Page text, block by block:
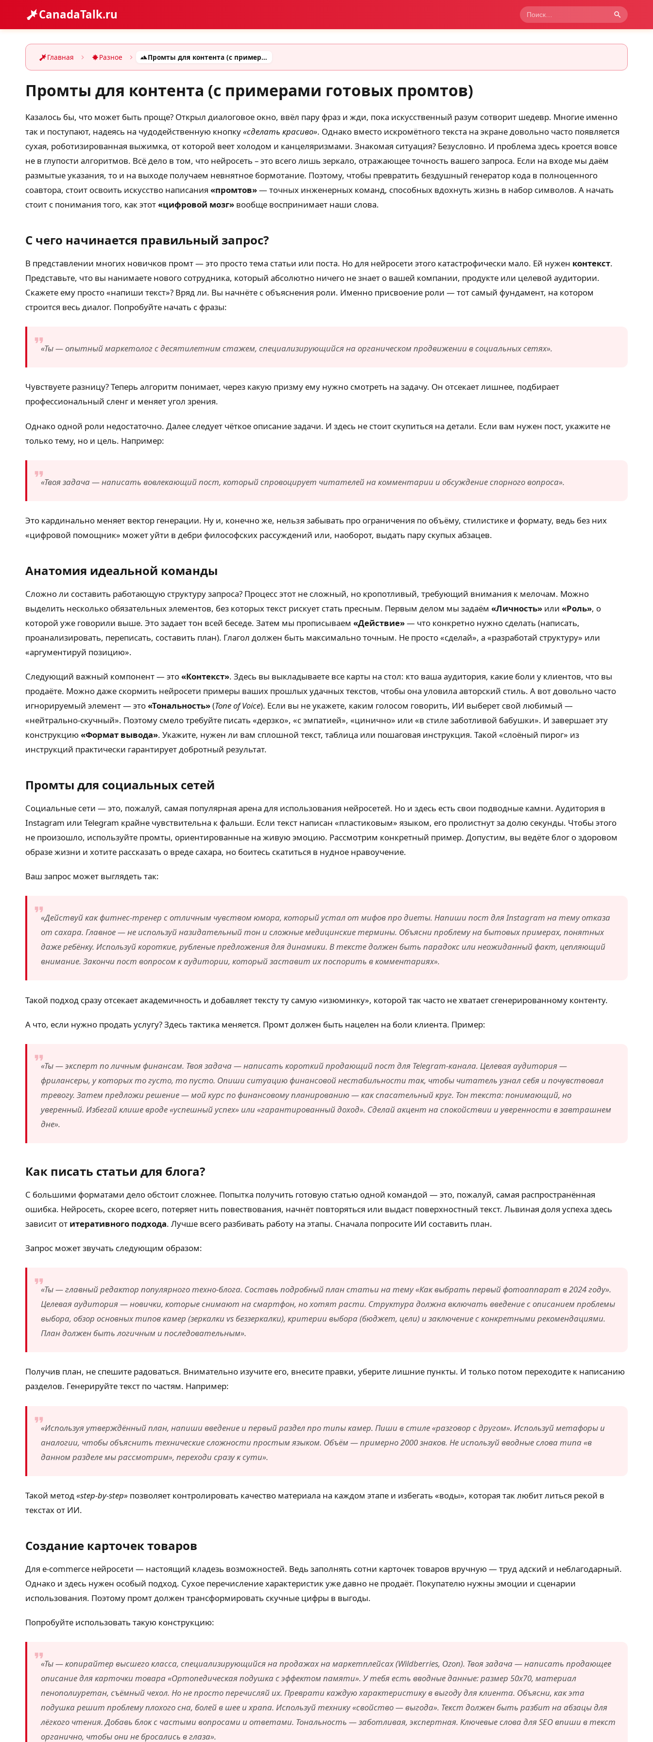
CanadaTalk.ru
Главная Разное Промты для контента (с примерами готовых промтов)
Промты для контента (с примерами готовых промтов)
Казалось бы, что может быть проще? Открыл диалоговое окно, ввёл пару фраз и жди, пока искусственный разум сотворит шедевр. Многие именно
так и поступают, надеясь на чудодейственную кнопку«сделать красиво». Однако вместо искромётного текста на экране довольно часто появляется
сухая, роботизированная выжимка, от которой веет холодом и канцеляризмами. Знакомая ситуация? Безусловно. И проблема здесь кроется вовсе
не в глупости алгоритмов. Всё дело в том, что нейросеть – это всего лишь зеркало, отражающее точность вашего запроса. Если на входе мы даём
размытые указания, то и на выходе получаем невнятное бормотание. Поэтому, чтобы превратить бездушный генератор кода в полноценного
соавтора, стоит освоить искусство написания «промтов»— точных инженерных команд, способных вдохнуть жизнь в набор символов. А начать
стоит с понимания того, как этот«цифровой мозг» вообще воспринимает наши слова.
С чего начинается правильный запрос?
В представлении многих новичков промт — это просто тема статьи или поста. Но для нейросети этого катастрофически мало. Ей нужен контекст.
Представьте, что вы нанимаете нового сотрудника, который абсолютно ничего не знает о вашей компании, продукте или целевой аудитории.
Скажете ему просто «напиши текст»? Вряд ли. Вы начнёте с объяснения роли. Именно присвоение роли — тот самый фундамент, на котором
строится весь диалог. Попробуйте начать с фразы:
«Ты — опытный маркетолог с десятилетним стажем, специализирующийся на органическом продвижении в социальных сетях».
Чувствуете разницу? Теперь алгоритм понимает, через какую призму ему нужно смотреть на задачу. Он отсекает лишнее, подбирает
профессиональный сленг и меняет угол зрения.
Однако одной роли недостаточно. Далее следует чёткое описание задачи. И здесь не стоит скупиться на детали. Если вам нужен пост, укажите не
только тему, но и цель. Например:
«Твоя задача — написать вовлекающий пост, который спровоцирует читателей на комментарии и обсуждение спорного вопроса».
Это кардинально меняет вектор генерации. Ну и, конечно же, нельзя забывать про ограничения по объёму, стилистике и формату, ведь без них
«цифровой помощник» может уйти в дебри философских рассуждений или, наоборот, выдать пару скупых абзацев.
Анатомия идеальной команды
Сложно ли составить работающую структуру запроса? Процесс этот не сложный, но кропотливый, требующий внимания к мелочам. Можно
выделить несколько обязательных элементов, без которых текст рискует стать пресным. Первым делом мы задаём «Личность» или «Роль», о
которой уже говорили выше. Это задает тон всей беседе. Затем мы прописываем «Действие»— что конкретно нужно сделать (написать,
проанализировать, переписать, составить план). Глагол должен быть максимально точным. Не просто «сделай», а «разработай структуру» или
«аргументируй позицию».
Следующий важный компонент — это«Контекст». Здесь вы выкладываете все карты на стол: кто ваша аудитория, какие боли у клиентов, что вы
продаёте. Можно даже скормить нейросети примеры ваших прошлых удачных текстов, чтобы она уловила авторский стиль. А вот довольно часто
игнорируемый элемент — это«Тональность»(Tone of Voice). Если вы не укажете, каким голосом говорить, ИИ выберет свой любимый —
«нейтрально-скучный». Поэтому смело требуйте писать «дерзко», «с эмпатией», «цинично» или «в стиле заботливой бабушки». И завершает эту
конструкцию «Формат вывода». Укажите, нужен ли вам сплошной текст, таблица или пошаговая инструкция. Такой «слоёный пирог» из
инструкций практически гарантирует добротный результат.
Промты для социальных сетей
Социальные сети — это, пожалуй, самая популярная арена для использования нейросетей. Но и здесь есть свои подводные камни. Аудитория в
Instagram или Telegram крайне чувствительна к фальши. Если текст написан «пластиковым» языком, его пролистнут за долю секунды. Чтобы этого
не произошло, используйте промты, ориентированные на живую эмоцию. Рассмотрим конкретный пример. Допустим, вы ведёте блог о здоровом
образе жизни и хотите рассказать о вреде сахара, но боитесь скатиться в нудное нравоучение.
Ваш запрос может выглядеть так:
«Действуй как фитнес-тренер с отличным чувством юмора, который устал от мифов про диеты. Напиши пост для Instagram на тему отказа
от сахара. Главное — не используй назидательный тон и сложные медицинские термины. Объясни проблему на бытовых примерах, понятных
даже ребёнку. Используй короткие, рубленые предложения для динамики. В тексте должен быть парадокс или неожиданный факт, цепляющий
внимание. Закончи пост вопросом к аудитории, который заставит их поспорить в комментариях».
Такой подход сразу отсекает академичность и добавляет тексту ту самую «изюминку», которой так часто не хватает сгенерированному контенту.
А что, если нужно продать услугу? Здесь тактика меняется. Промт должен быть нацелен на боли клиента. Пример:
«Ты — эксперт по личным финансам. Твоя задача — написать короткий продающий пост для Telegram-канала. Целевая аудитория —
фрилансеры, у которых то густо, то пусто. Опиши ситуацию финансовой нестабильности так, чтобы читатель узнал себя и почувствовал
тревогу. Затем предложи решение — мой курс по финансовому планированию — как спасательный круг. Тон текста: понимающий, но
уверенный. Избегай клише вроде «успешный успех» или «гарантированный доход». Сделай акцент на спокойствии и уверенности в завтрашнем
дне».
Как писать статьи для блога?
С большими форматами дело обстоит сложнее. Попытка получить готовую статью одной командой — это, пожалуй, самая распространённая
ошибка. Нейросеть, скорее всего, потеряет нить повествования, начнёт повторяться или выдаст поверхностный текст. Львиная доля успеха здесь
зависит от итеративного подхода. Лучше всего разбивать работу на этапы. Сначала попросите ИИ составить план.
Запрос может звучать следующим образом:
«Ты — главный редактор популярного техно-блога. Составь подробный план статьи на тему «Как выбрать первый фотоаппарат в 2024 году».
Целевая аудитория — новички, которые снимают на смартфон, но хотят расти. Структура должна включать введение с описанием проблемы
выбора, обзор основных типов камер (зеркалки vs беззеркалки), критерии выбора (бюджет, цели) и заключение с конкретными рекомендациями.
План должен быть логичным и последовательным».
Получив план, не спешите радоваться. Внимательно изучите его, внесите правки, уберите лишние пункты. И только потом переходите к написанию
разделов. Генерируйте текст по частям. Например:
«Используя утверждённый план, напиши введение и первый раздел про типы камер. Пиши в стиле «разговор с другом». Используй метафоры и
аналогии, чтобы объяснить технические сложности простым языком. Объём — примерно 2000 знаков. Не используй вводные слова типа «в
данном разделе мы рассмотрим», переходи сразу к сути».
Такой метод«step-by-step» позволяет контролировать качество материала на каждом этапе и избегать «воды», которая так любит литься рекой в
текстах от ИИ.
Создание карточек товаров
Для e-commerce нейросети — настоящий кладезь возможностей. Ведь заполнять сотни карточек товаров вручную — труд адский и неблагодарный.
Однако и здесь нужен особый подход. Сухое перечисление характеристик уже давно не продаёт. Покупателю нужны эмоции и сценарии
использования. Поэтому промт должен трансформировать скучные цифры в выгоды.
Попробуйте использовать такую конструкцию:
«Ты — копирайтер высшего класса, специализирующийся на продажах на маркетплейсах (Wildberries, Ozon). Твоя задача — написать продающее
описание для карточки товара «Ортопедическая подушка с эффектом памяти». У тебя есть вводные данные: размер 50х70, материал
пенополиуретан, съёмный чехол. Но не просто перечисляй их. Преврати каждую характеристику в выгоду для клиента. Объясни, как эта
подушка решит проблему плохого сна, болей в шее и храпа. Используй технику «свойство — выгода». Текст должен быть разбит на абзацы для
лёгкого чтения. Добавь блок с частыми вопросами и ответами. Тональность — заботливая, экспертная. Ключевые слова для SEO впиши в текст
органично, чтобы они не бросались в глаза».